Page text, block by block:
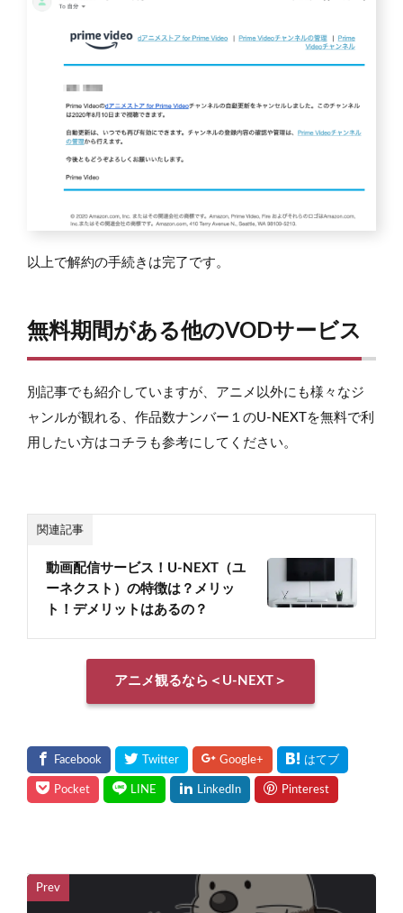
以上で解約の手続きは完了です。
無料期間がある他のVODサービス
別記事でも紹介していますが、アニメ以外にも様々なジ
ャンルが観れる、作品数ナンバー１のU-NEXTを無料で利
用したい方はコチラも参考にしてください。
関連記事
動画配信サービス！U-NEXT（ユ
ーネクスト）の特徴は？メリッ
ト！デメリットはあるの？
アニメ観るなら＜U-NEXT＞
Prev